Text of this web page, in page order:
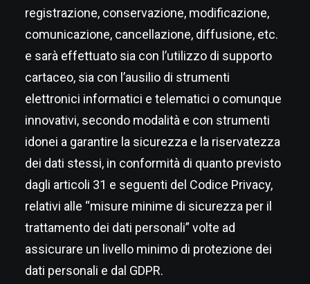
registrazione, conservazione, modificazione,
comunicazione, cancellazione, diffusione, etc.
e sarà effettuato sia con l’utilizzo di supporto
cartaceo, sia con l’ausilio di strumenti
elettronici informatici e telematici o comunque
innovativi, secondo modalità e con strumenti
idonei a garantire la sicurezza e la riservatezza
dei dati stessi, in conformità di quanto previsto
dagli articoli 31 e seguenti del Codice Privacy,
relativi alle “misure minime di sicurezza per il
trattamento dei dati personali” volte ad
assicurare un livello minimo di protezione dei
dati personali e dal GDPR.